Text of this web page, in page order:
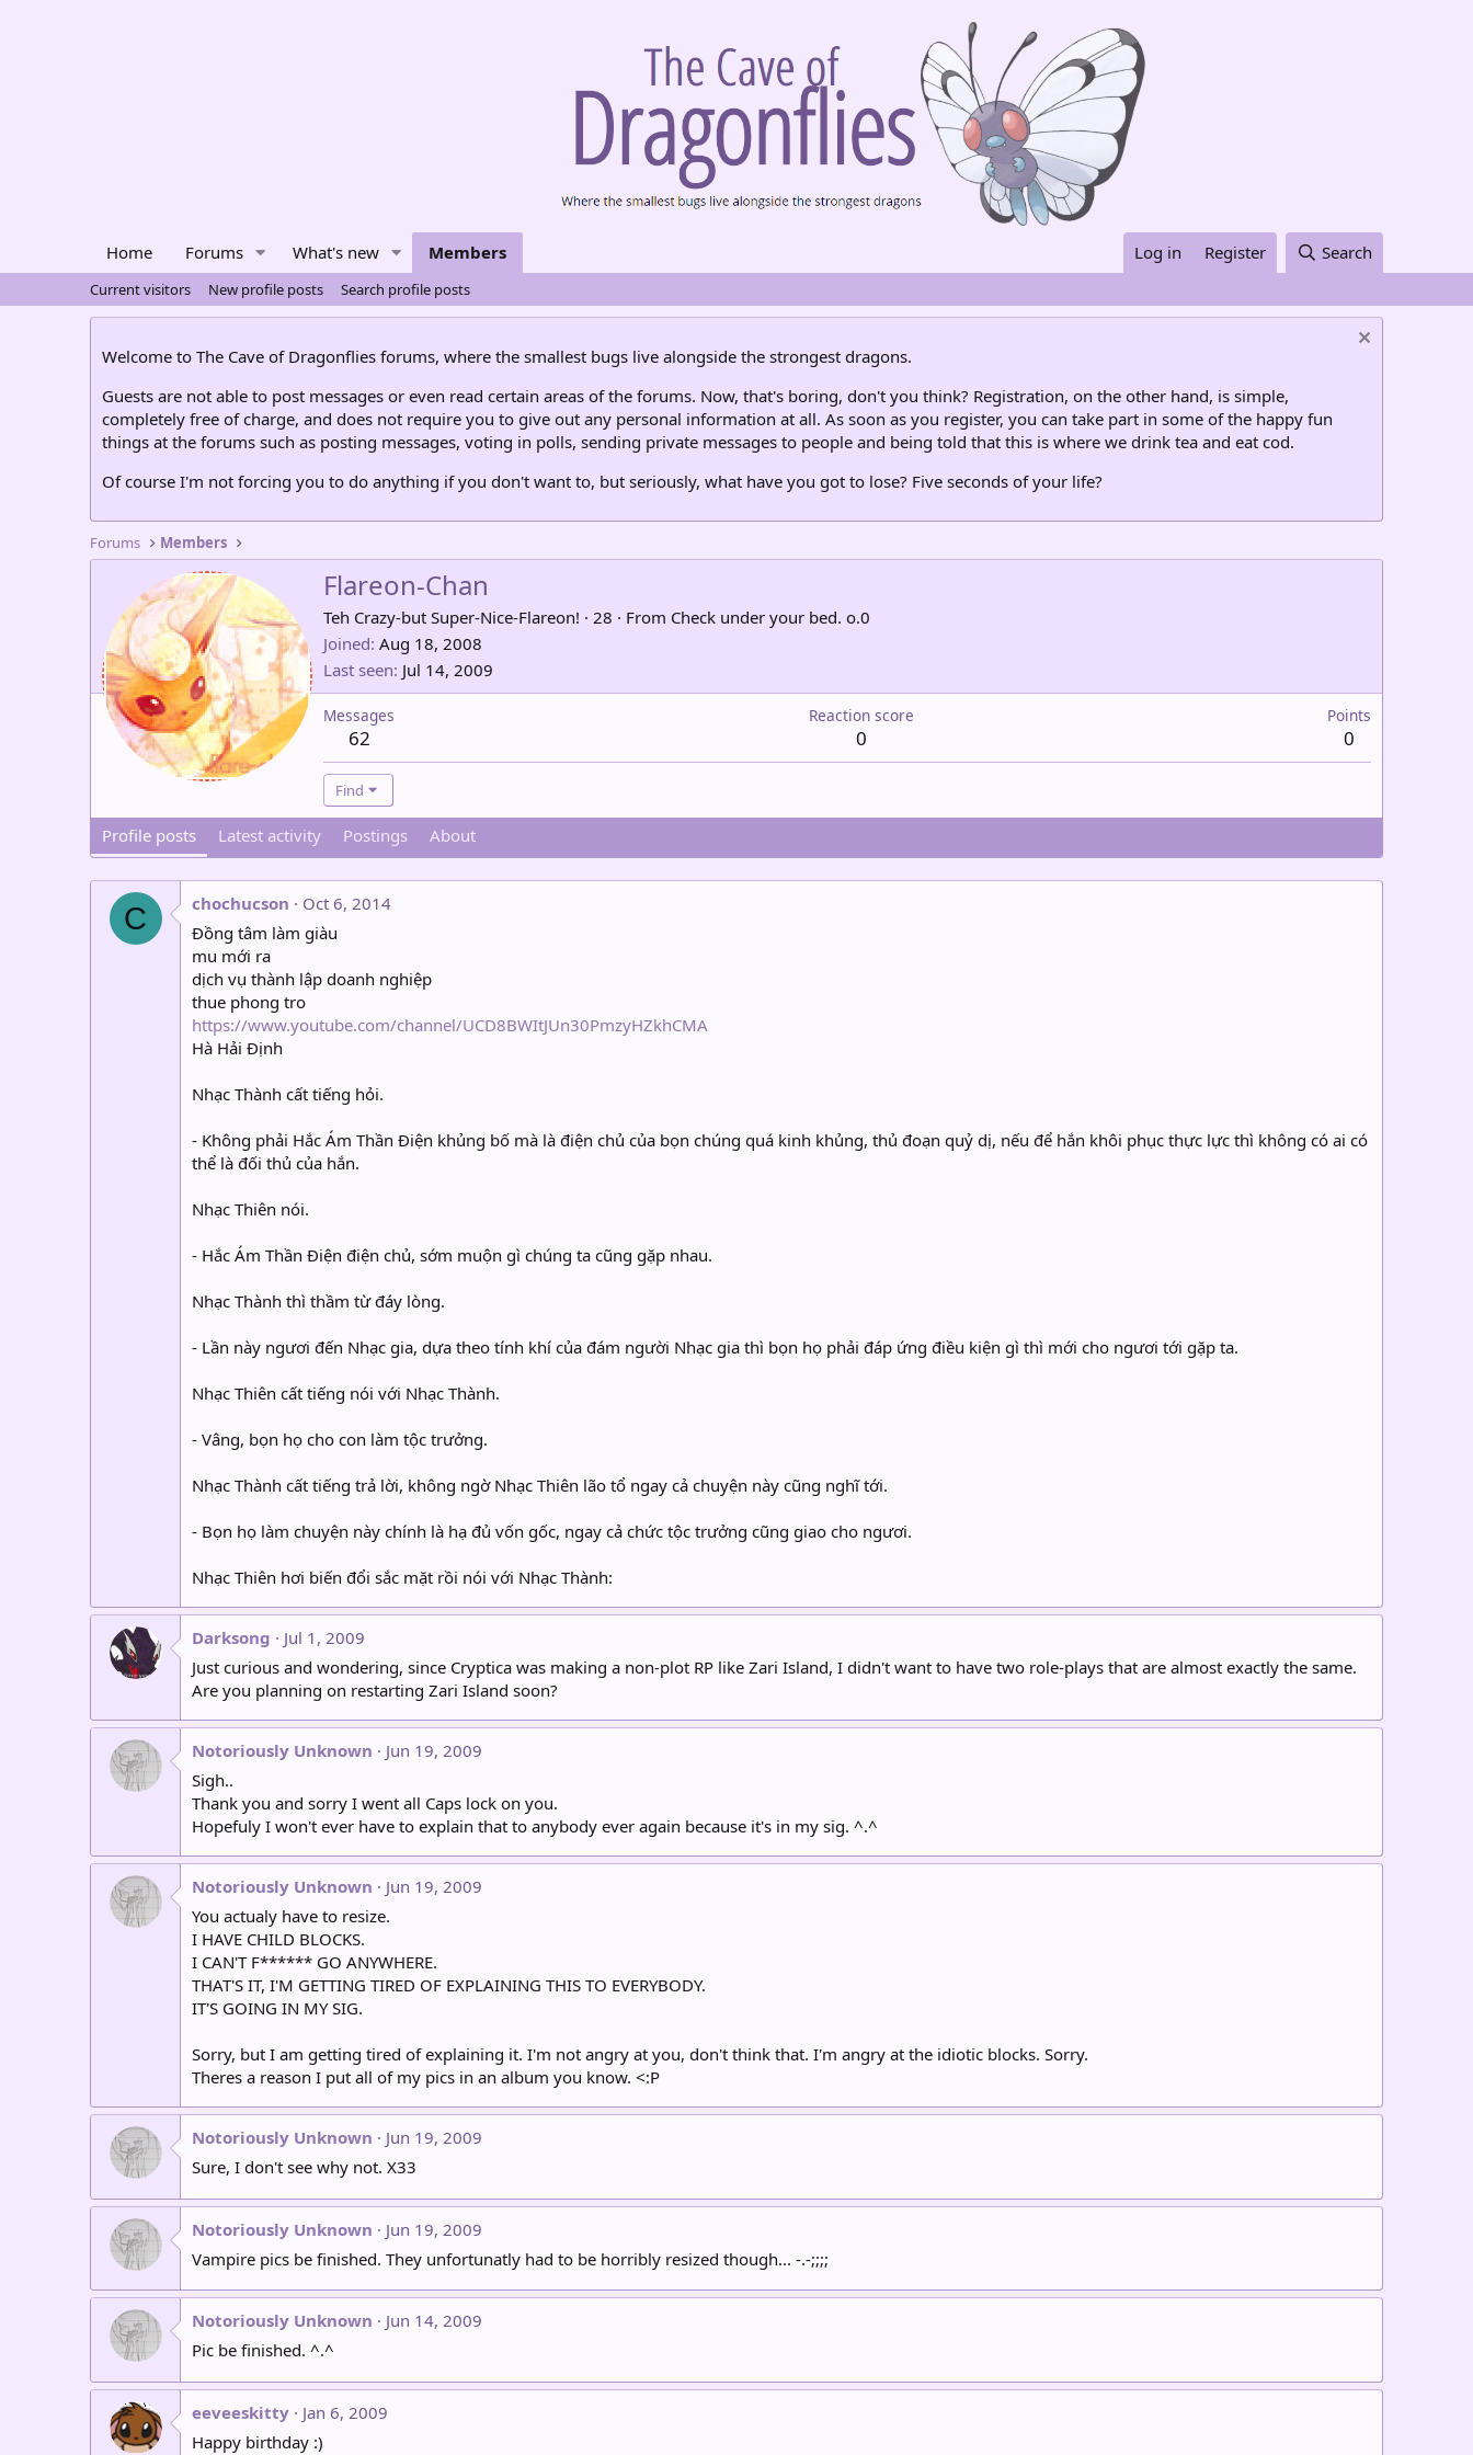
Home Forums What's new Members Log in Register Search
Current visitors New profile posts Search profile posts
Welcome to The Cave of Dragonflies forums, where the smallest bugs live alongside the strongest dragons.
Guests are not able to post messages or even read certain areas of the forums. Now, that's boring, don't you think? Registration, on the other hand, is simple,
completely free of charge, and does not require you to give out any personal information at all. As soon as you register, you can take part in some of the happy fun
things at the forums such as posting messages, voting in polls, sending private messages to people and being told that this is where we drink tea and eat cod.
Of course I'm not forcing you to do anything if you don't want to, but seriously, what have you got to lose? Five seconds of your life?
Forums Members
Flareon-Chan
Teh Crazy-but Super-Nice-Flareon! · 28 · From Check under your bed. o.0
Joined Aug 18, 2008
Last seen Jul 14, 2009
Messages
62
Reaction score
0
Points
0
Find
Profile posts Latest activity Postings About
C chochucson
Oct 6, 2014
Đồng tâm làm giàu
mu mới ra
dịch vụ thành lập doanh nghiệp
thue phong tro
https://www.youtube.com/channel/UCD8BWItJUn30PmzyHZkhCMA
Hà Hải Định
Nhạc Thành cất tiếng hỏi.
- Không phải Hắc Ám Thần Điện khủng bố mà là điện chủ của bọn chúng quá kinh khủng, thủ đoạn quỷ dị, nếu để hắn khôi phục thực lực thì không có ai có
thể là đối thủ của hắn.
Nhạc Thiên nói.
- Hắc Ám Thần Điện điện chủ, sớm muộn gì chúng ta cũng gặp nhau.
Nhạc Thành thì thầm từ đáy lòng.
- Lần này ngươi đến Nhạc gia, dựa theo tính khí của đám người Nhạc gia thì bọn họ phải đáp ứng điều kiện gì thì mới cho ngươi tới gặp ta.
Nhạc Thiên cất tiếng nói với Nhạc Thành.
- Vâng, bọn họ cho con làm tộc trưởng.
Nhạc Thành cất tiếng trả lời, không ngờ Nhạc Thiên lão tổ ngay cả chuyện này cũng nghĩ tới.
- Bọn họ làm chuyện này chính là hạ đủ vốn gốc, ngay cả chức tộc trưởng cũng giao cho ngươi.
Nhạc Thiên hơi biến đổi sắc mặt rồi nói với Nhạc Thành:
Darksong
Jul 1, 2009
Just curious and wondering, since Cryptica was making a non-plot RP like Zari Island, I didn't want to have two role-plays that are almost exactly the same.
Are you planning on restarting Zari Island soon?
Notoriously Unknown
Jun 19, 2009
Sigh..
Thank you and sorry I went all Caps lock on you.
Hopefuly I won't ever have to explain that to anybody ever again because it's in my sig. ^.^
Notoriously Unknown
Jun 19, 2009
You actualy have to resize.
I HAVE CHILD BLOCKS.
I CAN'T F****** GO ANYWHERE.
THAT'S IT, I'M GETTING TIRED OF EXPLAINING THIS TO EVERYBODY.
IT'S GOING IN MY SIG.
Sorry, but I am getting tired of explaining it. I'm not angry at you, don't think that. I'm angry at the idiotic blocks. Sorry.
Theres a reason I put all of my pics in an album you know. <:P
Notoriously Unknown
Jun 19, 2009
Sure, I don't see why not. X33
Notoriously Unknown
Jun 19, 2009
Vampire pics be finished. They unfortunatly had to be horribly resized though... -.-;;;;
Notoriously Unknown
Jun 14, 2009
Pic be finished. ^.^
eeveeskitty
Jan 6, 2009
Happy birthday :)